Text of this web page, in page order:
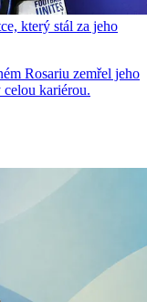
který stál za jeho
Rosariu zemřel jeho
kariérou.